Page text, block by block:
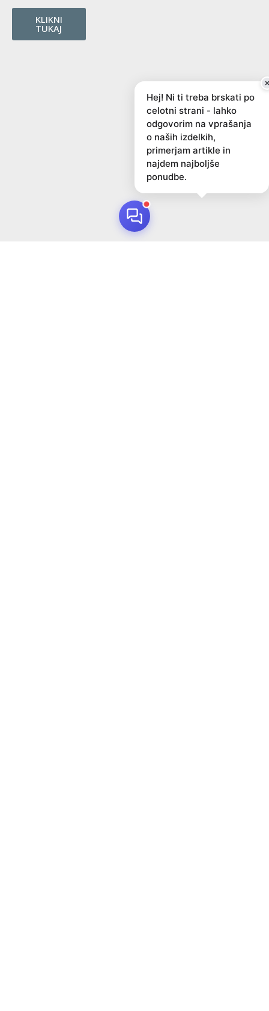
KLIKNI
TUKAJ
Hej! Ni ti treba brskati po
celotni strani - lahko
odgovorim na vprašanja
o naših izdelkih,
primerjam artikle in
najdem najboljše
ponudbe.